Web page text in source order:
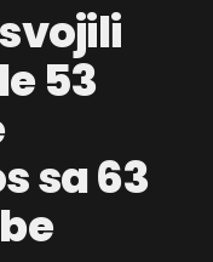
53
sa 63